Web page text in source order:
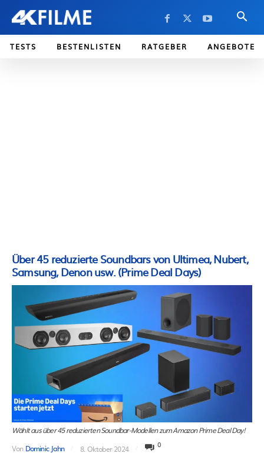
TESTS BESTENLISTEN RATGEBER ANGEBOTE
Über 45 reduzierte Soundbars von Ultimea, Nubert,
Samsung, Denon usw. (Prime Deal Days)
Wählt aus über 45 reduzierten Soundbar-Modellen zum Amazon Prime Deal Day!
Von Dominic Jahn 8. Oktober 2024 0